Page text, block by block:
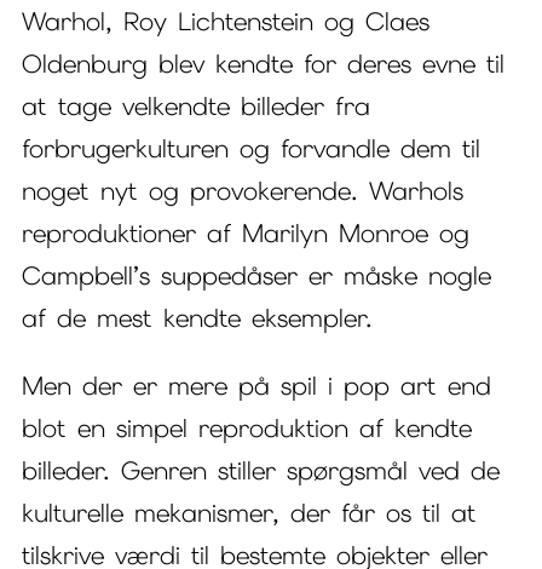
Warhol, Roy Lichtenstein og Claes
Oldenburg blev kendte for deres evne til
at tage velkendte billeder fra
forbrugerkulturen og forvandle dem til
noget nyt og provokerende. Warhols
reproduktioner af Marilyn Monroe og
Campbell’s suppedåser er måske nogle
af de mest kendte eksempler.
Men der er mere på spil i pop art end
blot en simpel reproduktion af kendte
billeder. Genren stiller spørgsmål ved de
kulturelle mekanismer, der får os til at
tilskrive værdi til bestemte objekter eller